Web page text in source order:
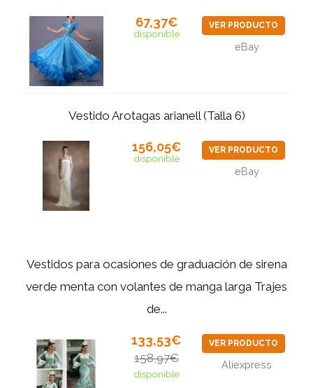
67,37€
disponible
VER PRODUCTO
eBay
Vestido Arotagas arianell (Talla 6)
156,05€
disponible
VER PRODUCTO
eBay
Vestidos para ocasiones de graduación de sirena
verde menta con volantes de manga larga Trajes
de...
133,53€
158,97€
disponible
VER PRODUCTO
Aliexpress